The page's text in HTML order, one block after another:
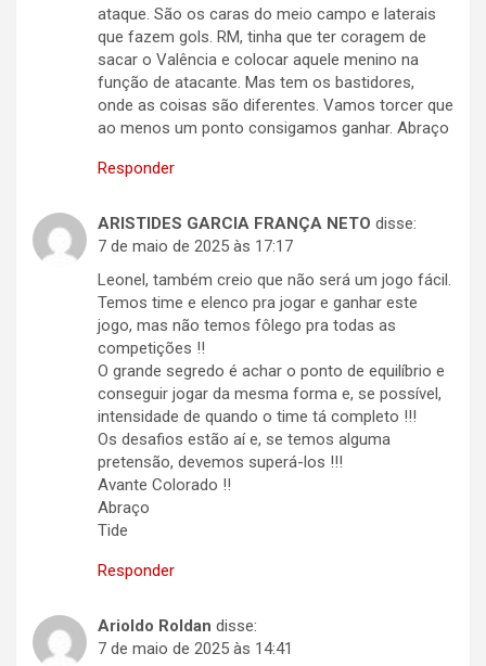
ataque. São os caras do meio campo e laterais
que fazem gols. RM, tinha que ter coragem de
sacar o Valência e colocar aquele menino na
função de atacante. Mas tem os bastidores,
onde as coisas são diferentes. Vamos torcer que
ao menos um ponto consigamos ganhar. Abraço
Responder
ARISTIDES GARCIA FRANÇA NETO disse:
7 de maio de 2025 às 17:17
Leonel, também creio que não será um jogo fácil.
Temos time e elenco pra jogar e ganhar este
jogo, mas não temos fôlego pra todas as
competições !!
O grande segredo é achar o ponto de equilíbrio e
conseguir jogar da mesma forma e, se possível,
intensidade de quando o time tá completo !!!
Os desafios estão aí e, se temos alguma
pretensão, devemos superá-los !!!
Avante Colorado !!
Abraço
Tide
Responder
Arioldo Roldan disse:
7 de maio de 2025 às 14:41